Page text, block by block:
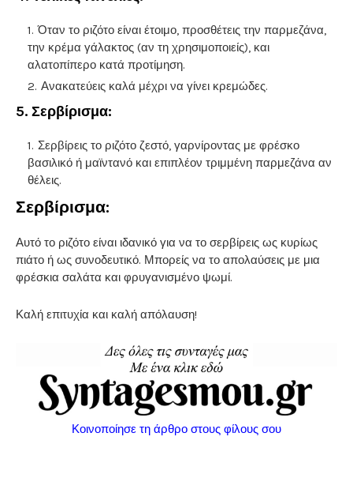
Όταν το ριζότο είναι έτοιμο, προσθέτεις την παρμεζάνα,
την κρέμα γάλακτος (αν τη χρησιμοποιείς), και
αλατοπίπερο κατά προτίμηση.
Ανακατεύεις καλά μέχρι να γίνει κρεμώδες.
5. Σερβίρισμα:
Σερβίρεις το ριζότο ζεστό, γαρνίροντας με φρέσκο
βασιλικό ή μαϊντανό και επιπλέον τριμμένη παρμεζάνα αν
θέλεις.
Σερβίρισμα:
Αυτό το ριζότο είναι ιδανικό για να το σερβίρεις ως κυρίως
πιάτο ή ως συνοδευτικό. Μπορείς να το απολαύσεις με μια
φρέσκια σαλάτα και φρυγανισμένο ψωμί.
Καλή επιτυχία και καλή απόλαυση!
Κοινοποίησε τη άρθρο στους φίλους σου